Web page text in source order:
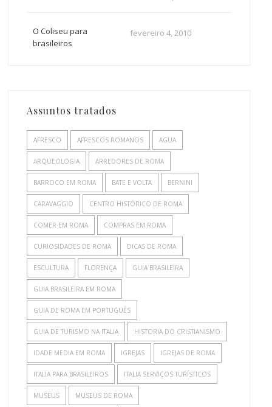
O Coliseu para
brasileiros
fevereiro 4, 2010
Assuntos tratados
AFRESCO AFRESCOS ROMANOS AGUA
ARQUEOLOGIA ARREDORES DE ROMA
BARROCO EM ROMA BATE E VOLTA BERNINI
CARAVAGGIO CENTRO HISTÓRICO DE ROMA
COMER EM ROMA COMPRAS EM ROMA
CURIOSIDADES DE ROMA DICAS DE ROMA
ESCULTURA FLORENÇA GUIA BRASILEIRA
GUIA BRASILEIRA EM ROMA
GUIA DE ROMA EM PORTUGUÊS
GUIA DE TURISMO NA ITALIA HISTORIA DO CRISTIANISMO
IDADE MEDIA EM ROMA IGREJAS IGREJAS DE ROMA
ITALIA PARA BRASILEIROS ITALIA SERVIÇOS TURÍSTICOS
MUSEUS MUSEUS DE ROMA